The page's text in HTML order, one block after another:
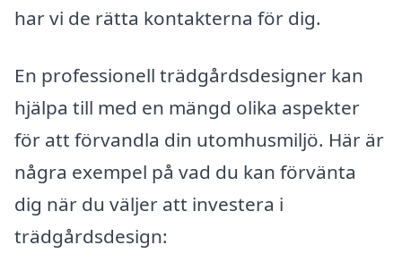
har vi de rätta kontakterna för dig.
En professionell trädgårdsdesigner kan
hjälpa till med en mängd olika aspekter
för att förvandla din utomhusmiljö. Här är
några exempel på vad du kan förvänta
dig när du väljer att investera i
trädgårdsdesign: